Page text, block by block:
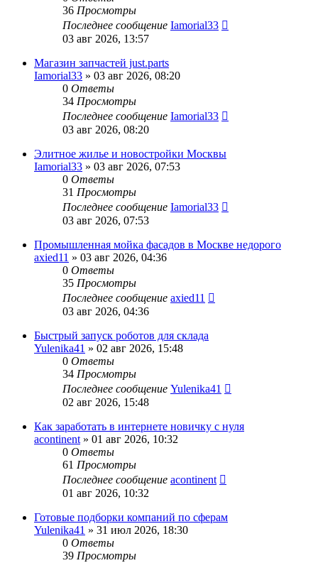
36 Просмотры
Последнее сообщение Iamorial33
03 авг 2026, 13:57
Магазин запчастей just.parts
Iamorial33 » 03 авг 2026, 08:20
0 Ответы
34 Просмотры
Последнее сообщение Iamorial33
03 авг 2026, 08:20
Элитное жилье и новостройки Москвы
Iamorial33 » 03 авг 2026, 07:53
0 Ответы
31 Просмотры
Последнее сообщение Iamorial33
03 авг 2026, 07:53
Промышленная мойка фасадов в Москве недорого
axied11 » 03 авг 2026, 04:36
0 Ответы
35 Просмотры
Последнее сообщение axied11
03 авг 2026, 04:36
Быстрый запуск роботов для склада
Yulenika41 » 02 авг 2026, 15:48
0 Ответы
34 Просмотры
Последнее сообщение Yulenika41
02 авг 2026, 15:48
Как заработать в интернете новичку с нуля
acontinent » 01 авг 2026, 10:32
0 Ответы
61 Просмотры
Последнее сообщение acontinent
01 авг 2026, 10:32
Готовые подборки компаний по сферам
Yulenika41 » 31 июл 2026, 18:30
0 Ответы
39 Просмотры